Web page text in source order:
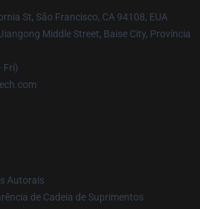
St, São Francisco, CA 94108, EUA
Middle Street, Baise City, Província
Fri)
Autorais
de Cadeia de Suprimentos